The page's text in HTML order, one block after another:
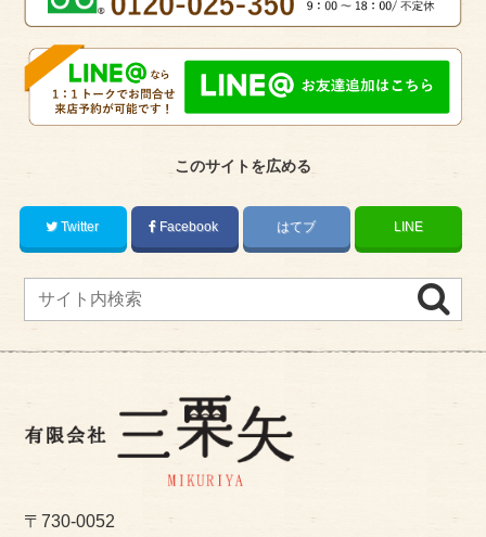
このサイトを広める
Twitter Facebook はてブ LINE
〒730-0052